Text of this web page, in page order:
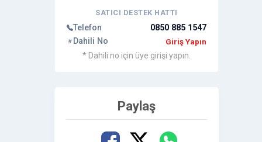
SATICI DESTEK HATTI
Telefon
0850 885 1547
Dahili No
Giriş Yapın
* Dahili no için üye girişi yapın.
Paylaş